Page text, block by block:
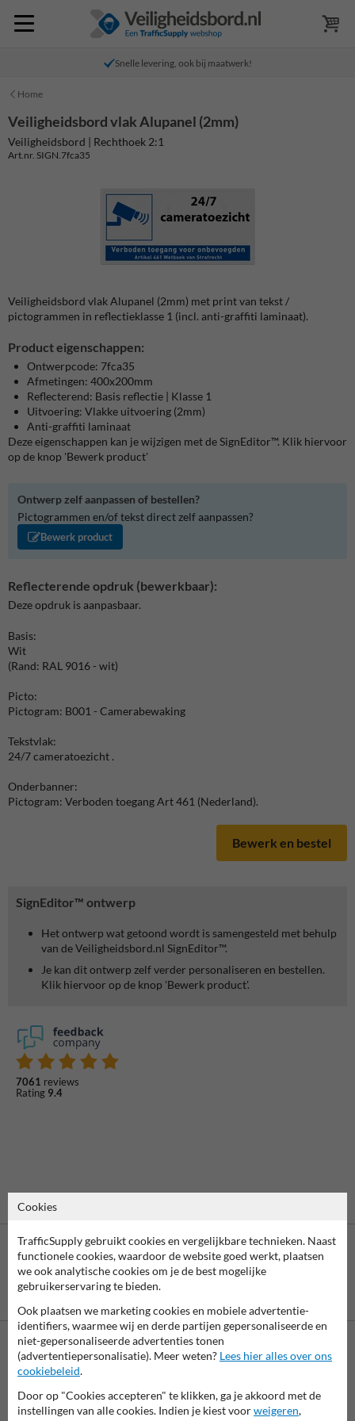
Snelle levering, ook bij maatwerk!
Home
SignEditor™ ontwerp
Het ontwerp wat getoond wordt is samengesteld met behulp
van de Veiligheidsbord.nl SignEditor™.
Je kan dit ontwerp zelf verder personaliseren en bestellen.
Klik hiervoor op de knop 'Bewerk product'.
7061 reviews
Rating 9.4
Veiligheidsbord vlak Alupanel (2mm)
Veiligheidsbord | Rechthoek 2:1
Art.nr. SIGN.7fca35
Veiligheidsbord vlak Alupanel (2mm) met print van tekst /
pictogrammen in reflectieklasse 1 (incl. anti-graffiti laminaat).
Product eigenschappen:
Ontwerpcode: 7fca35
Afmetingen: 400x200mm
Reflecterend: Basis reflectie | Klasse 1
Uitvoering: Vlakke uitvoering (2mm)
Anti-graffiti laminaat
Deze eigenschappen kan je wijzigen met de SignEditor™. Klik hiervoor
op de knop 'Bewerk product'
Ontwerp zelf aanpassen of bestellen?
Pictogrammen en/of tekst direct zelf aanpassen?
Bewerk product
Reflecterende opdruk (bewerkbaar):
Deze opdruk is aanpasbaar.
Basis:
Wit
(Rand: RAL 9016 - wit)
Picto:
Pictogram: B001 - Camerabewaking
Tekstvlak:
24/7 cameratoezicht .
Onderbanner:
Pictogram: Verboden toegang Art 461 (Nederland).
Bewerk en bestel
Neem contact op met onze productspecialist Igor!
al je vragen over onze producten en diensten.
Cookies
TrafficSupply gebruikt cookies en vergelijkbare technieken. Naast
functionele cookies, waardoor de website goed werkt, plaatsen
we ook analytische cookies om je de best mogelijke
gebruikerservaring te bieden.
Ook plaatsen we marketing cookies en mobiele advertentie-
identifiers, waarmee wij en derde partijen gepersonaliseerde en
niet-gepersonaliseerde advertenties tonen
(advertentiepersonalisatie). Meer weten? Lees hier alles over ons
cookiebeleid.
Door op "Cookies accepteren" te klikken, ga je akkoord met de
instellingen van alle cookies. Indien je kiest voorweigeren,